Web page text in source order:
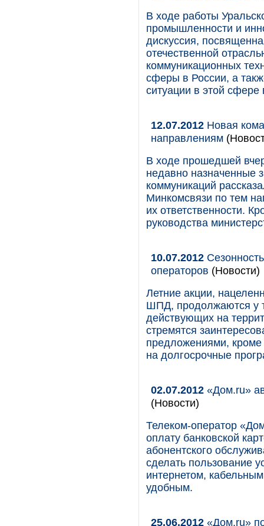
В ходе работы
промышленности и
дискуссия,
отечественной
коммуникационных
сферы в России, а
ситуации в этой
12.07.2012 Новая
направлениям
В ходе прошедшей
недавно назначенные
коммуникаций
Минкомсвязи по тем
их ответственности.
руководства
10.07.2012
операторов (Новости)
Летние акции,
ШПД, продолжаются у
действующих на
стремятся
предложениями, кроме
на долгосрочные
02.07.2012 «Дом.ru»
(Новости)
Телеком-оператор
оплату банковской
абонентского
сделать пользование
интернетом,
удобным.
25.06.2012 «Дом.ru»